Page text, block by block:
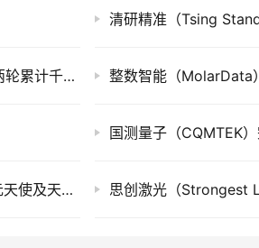
清研精准（Tsing
支付解决方案服务商「Wooshpay」完成两轮累计千万美金融资 整数智能（MolarData
国测量子（CQMTEK
纬钛机器人（ViTai Robotics）完成近亿元天使及天使+轮融资 思创激光（Strongest